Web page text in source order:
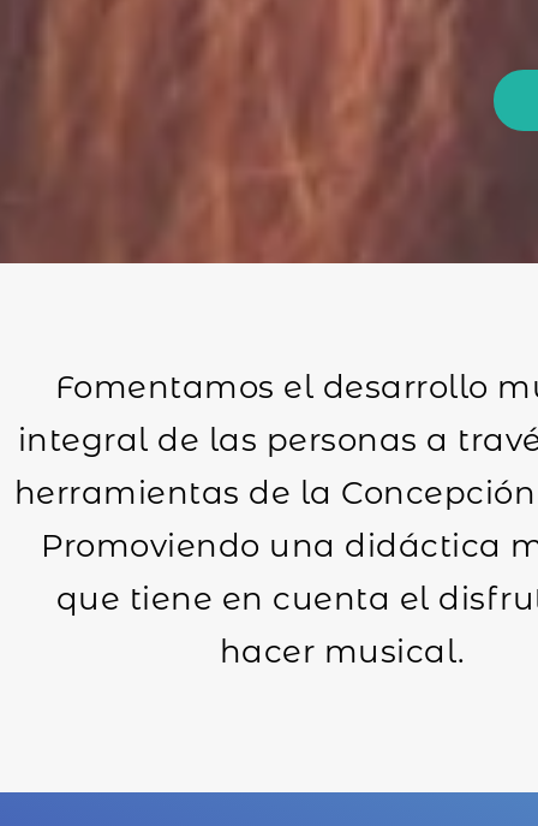
Fomentamos el desarrollo
integral de las personas a
herramientas de la
Promoviendo una didáctica
que tiene en cuenta el
hacer musical.